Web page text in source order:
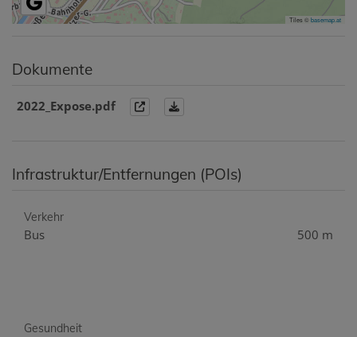
Tiles ©basemap.at
Dokumente
2022_Expose.pdf
Infrastruktur/Entfernungen (POIs)
Verkehr
Bus 500 m
Gesundheit